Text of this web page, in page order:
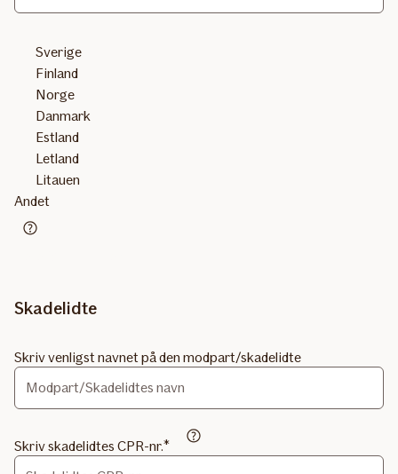
Sverige
Finland
Norge
Danmark
Estland
Letland
Litauen
Andet
Skadelidte
Skriv venligst navnet på den modpart/skadelidte
Skriv skadelidtes CPR-nr.
Skal skrives uden bindestreg